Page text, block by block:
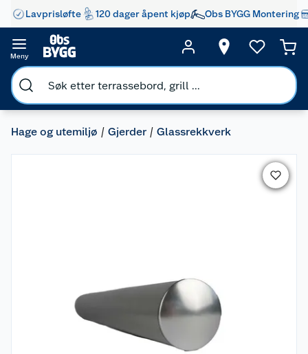
Lavprisløfte 120 dager åpent kjøp Obs BYGG Montering
Meny
Hage og utemiljø Gjerder Glassrekkverk